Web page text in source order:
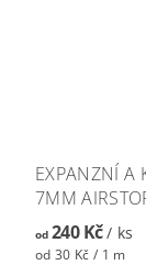
EXPANZNÍ A
7MM
od240 Kč/ ks
od 30 Kč / 1 m